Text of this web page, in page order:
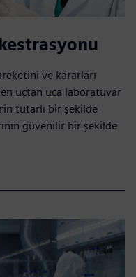
ve kararları
uçtan uca laboratuvar
tutarlı bir şekilde
güvenilir bir şekilde